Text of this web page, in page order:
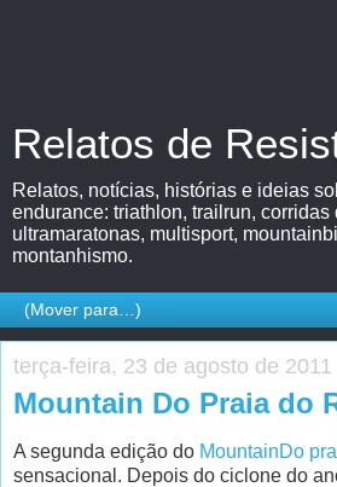
Relatos de
Relatos, notícias, histórias e ideias
endurance: triathlon, trailrun, corridas
ultramaratonas, multisport,
montanhismo.
terça-feira, 23 de agosto de 2011
Mountain Do Praia do
A segunda edição do MountainDo
sensacional. Depois do ciclone do